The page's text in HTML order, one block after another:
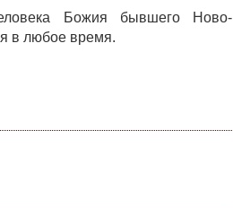
Божия бывшего Ново-
в любое время.